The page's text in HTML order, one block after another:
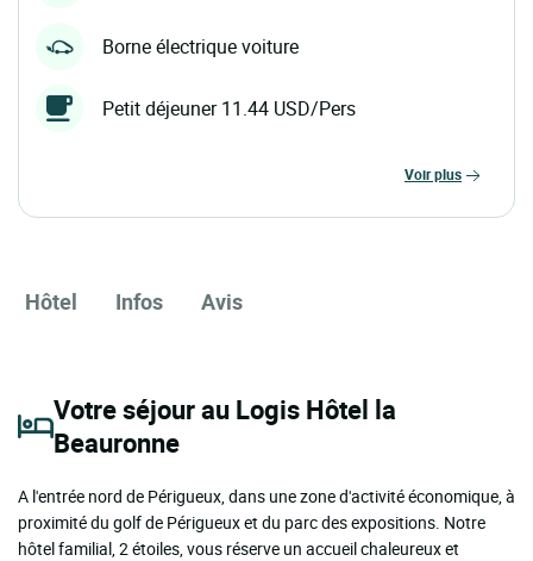
Borne électrique voiture
Petit déjeuner 11.44 USD/Pers
voir plus
Hôtel Infos Avis
Votre séjour au Logis Hôtel la
Beauronne
A l'entrée nord de Périgueux, dans une zone d'activité économique, à
proximité du golf de Périgueux et du parc des expositions. Notre
hôtel familial, 2 étoiles, vous réserve un accueil chaleureux et